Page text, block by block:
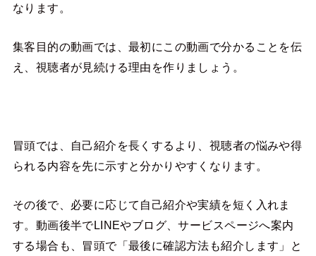
なります。
集客目的の動画では、最初にこの動画で分かることを伝
え、視聴者が見続ける理由を作りましょう。
冒頭では、自己紹介を長くするより、視聴者の悩みや得
られる内容を先に示すと分かりやすくなります。
その後で、必要に応じて自己紹介や実績を短く入れま
す。動画後半でLINEやブログ、サービスページへ案内
する場合も、冒頭で「最後に確認方法も紹介します」と